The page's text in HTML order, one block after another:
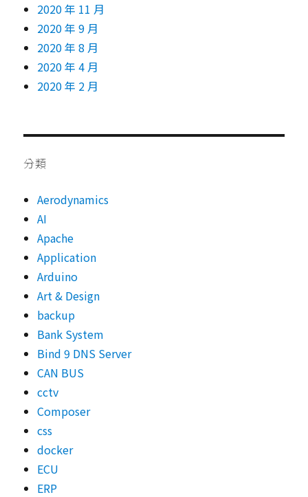
2020 年 11 月
2020 年 9 月
2020 年 8 月
2020 年 4 月
2020 年 2 月
分類
Aerodynamics
AI
Apache
Application
Arduino
Art & Design
backup
Bank System
Bind 9 DNS Server
CAN BUS
cctv
Composer
css
docker
ECU
ERP